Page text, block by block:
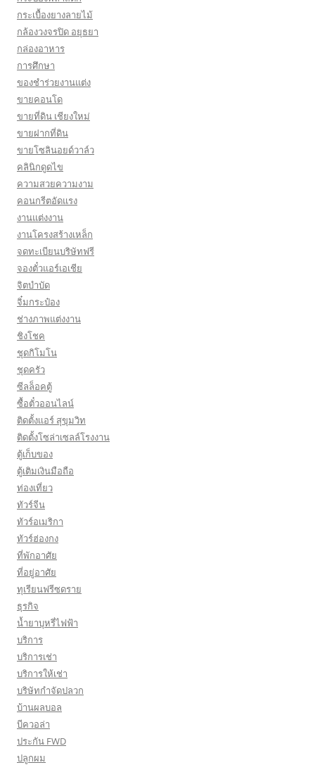
กระเบื้องยางลายไม้
กล้องวงจรปิด อยุธยา
กล่องอาหาร
การศึกษา
ของชำร่วยงานแต่ง
ขายคอนโด
ขายที่ดิน เชียงใหม่
ขายฝากที่ดิน
ขายโซลินอยด์วาล์ว
คลินิกดูดไข
ความสวยความงาม
คอนกรีตอัดแรง
งานแต่งงาน
งานโครงสร้างเหล็ก
จดทะเบียนบริษัทฟรี
จองตั๋วแอร์เอเชีย
จิตบำบัด
จิ๋มกระป๋อง
ช่างภาพแต่งงาน
ชิงโชค
ชุดกิโมโน
ชุดครัว
ซีลล็อคตู้
ซื้อตั๋วออนไลน์
ติดตั้งเเอร์ สุขุมวิท
ติดตั้งโซล่าเซลล์โรงงาน
ตู้เก็บของ
ตู้เติมเงินมือถือ
ท่องเที่ยว
ทัวร์จีน
ทัวร์อเมริกา
ทัวร์ฮ่องกง
ที่พักอาศัย
ที่อยู่อาศัย
ทุเรียนฟรีซดราย
ธุรกิจ
น้ำยาบุหรี่ไฟฟ้า
บริการ
บริการเช่า
บริการให้เช่า
บริษัทกำจัดปลวก
บ้านผลบอล
บีควอล่า
ประกัน FWD
ปลูกผม